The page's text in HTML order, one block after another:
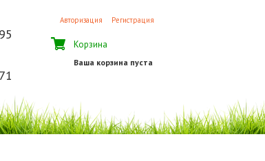
Авторизация Регистрация
Корзина
Ваша корзина пуста